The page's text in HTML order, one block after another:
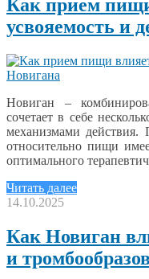
Как прием
усвояемость и
Новиган –
сочетает в себе
механизмами действия.
относительно пищи
оптимального
Читать далее
14.10.2025
Как Новиган
и